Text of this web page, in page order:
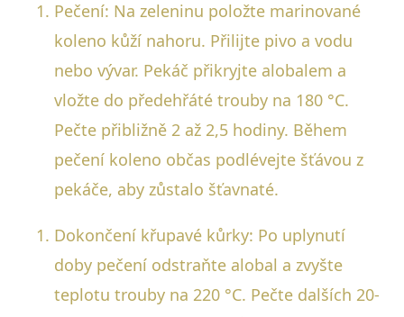
Pečení: Na zeleninu položte marinované
koleno kůží nahoru. Přilijte pivo a vodu
nebo vývar. Pekáč přikryjte alobalem a
vložte do předehřáté trouby na 180 °C.
Pečte přibližně 2 až 2,5 hodiny. Během
pečení koleno občas podlévejte šťávou z
pekáče, aby zůstalo šťavnaté.
Dokončení křupavé kůrky: Po uplynutí
doby pečení odstraňte alobal a zvyšte
teplotu trouby na 220 °C. Pečte dalších 20-